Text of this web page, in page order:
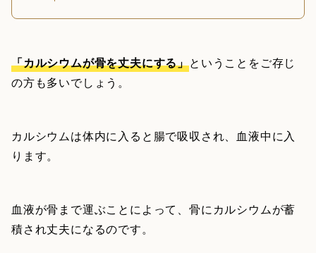
「カルシウムが骨を丈夫にする」ということをご存じ
の方も多いでしょう。
カルシウムは体内に入ると腸で吸収され、血液中に入
ります。
血液が骨まで運ぶことによって、骨にカルシウムが蓄
積され丈夫になるのです。